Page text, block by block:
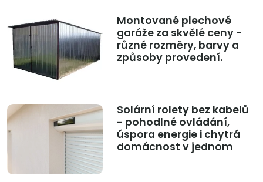
Montované plechové
garáže za skvělé ceny -
různé rozměry, barvy a
způsoby provedení.
Solární rolety bez kabelů
- pohodlné ovládání,
úspora energie i chytrá
domácnost v jednom